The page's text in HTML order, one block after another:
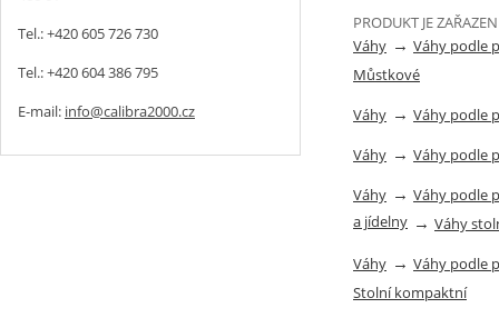
PRODUKT JE
Váhy → Váhy podle
Můstkové
Váhy → Váhy podle
Váhy → Váhy podle
Váhy → Váhy podle
a jídelny → Váhy
Váhy → Váhy podle
Stolní kompaktní
Tel.: +420 605 726 730
Tel.: +420 604 386 795
E-mail: info@calibra2000.cz